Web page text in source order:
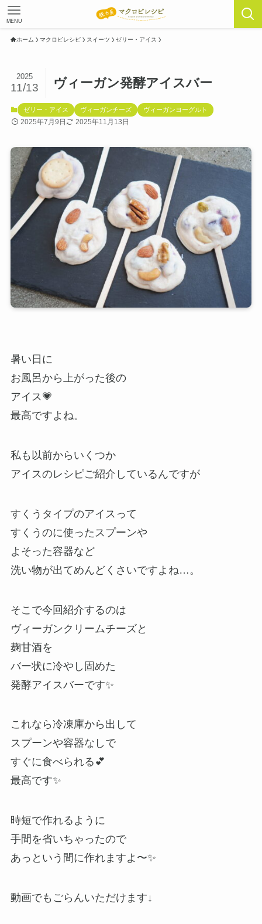
MENU
ホーム マクロビレシピ スイーツ ゼリー・アイス
ヴィーガン発酵アイスバー
2025
11/13
ゼリー・アイス ヴィーガンチーズ ヴィーガンヨーグルト
2025年7月9日 2025年11月13日
暑い日に
お風呂から上がった後の
アイス💗
最高ですよね。
私も以前からいくつか
アイスのレシピご紹介しているんですが
すくうタイプのアイスって
すくうのに使ったスプーンや
よそった容器など
洗い物が出てめんどくさいですよね…。
そこで今回紹介するのは
ヴィーガンクリームチーズと
麹甘酒を
バー状に冷やし固めた
発酵アイスバーです✨
これなら冷凍庫から出して
スプーンや容器なしで
すぐに食べられる💕
最高です✨
時短で作れるように
手間を省いちゃったので
あっという間に作れますよ〜✨
動画でもごらんいただけます↓